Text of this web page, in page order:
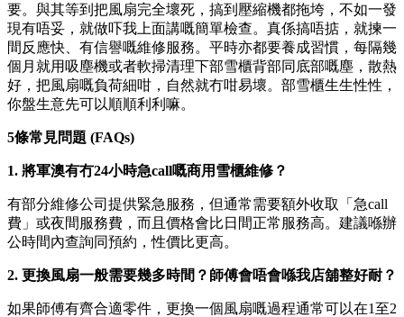
要。與其等到把風扇完全壞死，搞到壓縮機都拖垮，不如一發
現有唔妥，就做吓我上面講嘅簡單檢查。真係搞唔掂，就揀一
間反應快、有信譽嘅維修服務。平時亦都要養成習慣，每隔幾
個月就用吸塵機或者軟掃清理下部雪櫃背部同底部嘅塵，散熱
好，把風扇嘅負荷細咁，自然就冇咁易壞。部雪櫃生生性性，
你盤生意先可以順順利利嘛。
5條常見問題 (FAQs)
1. 將軍澳有冇24小時急call嘅商用雪櫃維修？
有部分維修公司提供緊急服務，但通常需要額外收取「急call
費」或夜間服務費，而且價格會比日間正常服務高。建議喺辦
公時間內查詢同預約，性價比更高。
2. 更換風扇一般需要幾多時間？師傅會唔會喺我店舖整好耐？
如果師傅有齊合適零件，更換一個風扇嘅過程通常可以在1至2